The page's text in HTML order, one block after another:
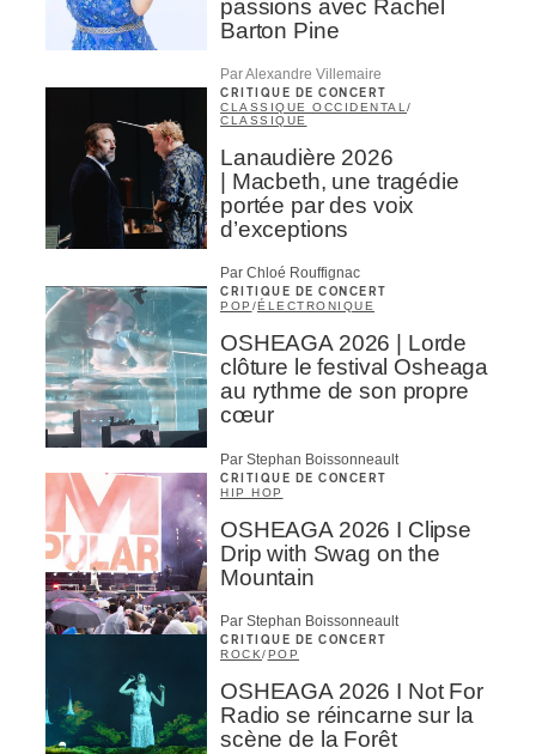
passions avec Rachel
Barton Pine
Par Alexandre Villemaire
CRITIQUE DE CONCERT
CLASSIQUE OCCIDENTAL /
CLASSIQUE
Lanaudière 2026
| Macbeth, une tragédie
portée par des voix
d’exceptions
Par Chloé Rouffignac
CRITIQUE DE CONCERT
POP /ÉLECTRONIQUE
OSHEAGA 2026 | Lorde
clôture le festival Osheaga
au rythme de son propre
cœur
Par Stephan Boissonneault
CRITIQUE DE CONCERT
HIP HOP
OSHEAGA 2026 I Clipse
Drip with Swag on the
Mountain
Par Stephan Boissonneault
CRITIQUE DE CONCERT
ROCK/POP
OSHEAGA 2026 I Not For
Radio se réincarne sur la
scène de la Forêt